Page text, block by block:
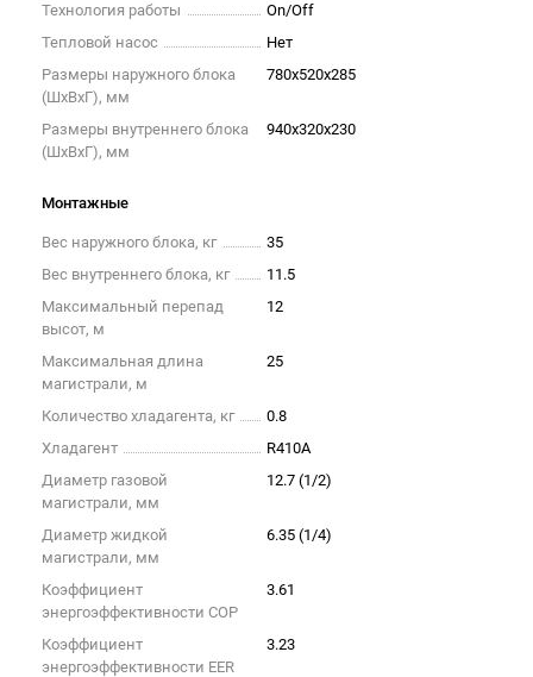
Технология работы
On/Off
Тепловой насос
Нет
Размеры наружного блока
(ШxВxГ), мм
780x520x285
Размеры внутреннего блока
(ШxВxГ), мм
940x320x230
Монтажные
Вес наружного блока, кг
35
Вес внутреннего блока, кг
11.5
Максимальный перепад
высот, м
12
Максимальная длина
магистрали, м
25
Количество хладагента, кг
0.8
Хладагент
R410A
Диаметр газовой
магистрали, мм
12.7 (1/2)
Диаметр жидкой
магистрали, мм
6.35 (1/4)
Коэффициент
энергоэффективности COP
3.61
Коэффициент
энергоэффективности EER
3.23